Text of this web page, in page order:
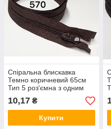
Спіральна блискавка
Темно коричневий 65см
Тип 5 роз'ємна з одним
10,17 ₴
Купити